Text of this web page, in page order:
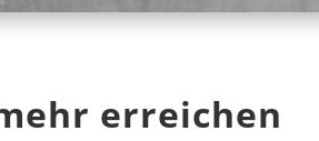
erreichen